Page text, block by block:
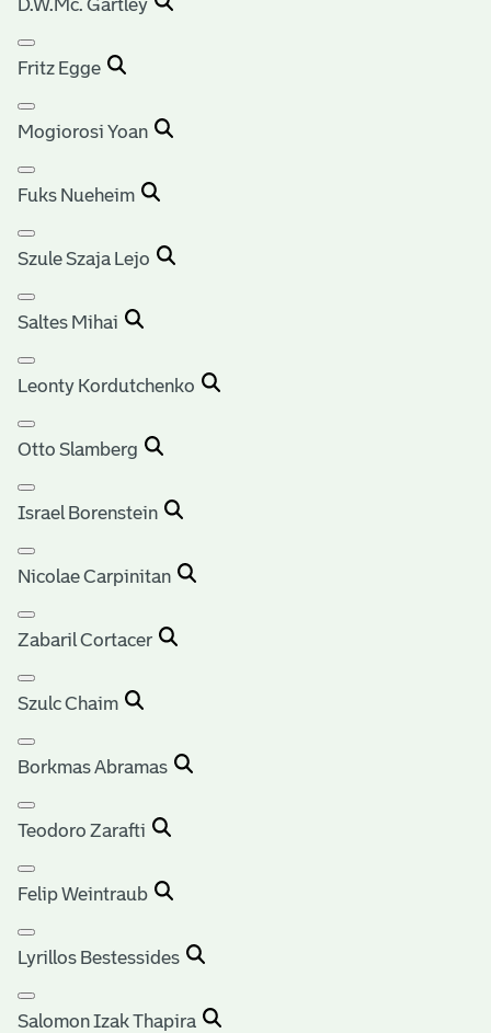
D.W.Mc. Gartley
Fritz Egge
Mogiorosi Yoan
Fuks Nueheim
Szule Szaja Lejo
Saltes Mihai
Leonty Kordutchenko
Otto Slamberg
Israel Borenstein
Nicolae Carpinitan
Zabaril Cortacer
Szulc Chaim
Borkmas Abramas
Teodoro Zarafti
Felip Weintraub
Lyrillos Bestessides
Salomon Izak Thapira